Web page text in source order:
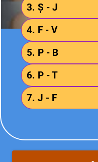
3. Ș - J
4. F - V
5. P - B
6. P - T
7. J - F